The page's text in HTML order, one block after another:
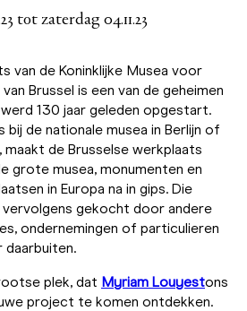
tot zaterdag 04.11.23
van de Koninklijke Musea voor
Brussel is een van de geheimen
130 jaar geleden opgestart.
de nationale musea in Berlijn of
maakt de Brusselse werkplaats
grote musea, monumenten en
in Europa na in gips. Die
gekocht door andere
ondernemingen of particulieren
daarbuiten.
plek, dat Myriam Louyestons
project te komen ontdekken.